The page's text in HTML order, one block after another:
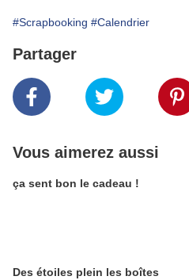
#Scrapbooking #Calendrier
Partager
Vous aimerez aussi
ça sent bon le cadeau !
Des étoiles plein les boîtes